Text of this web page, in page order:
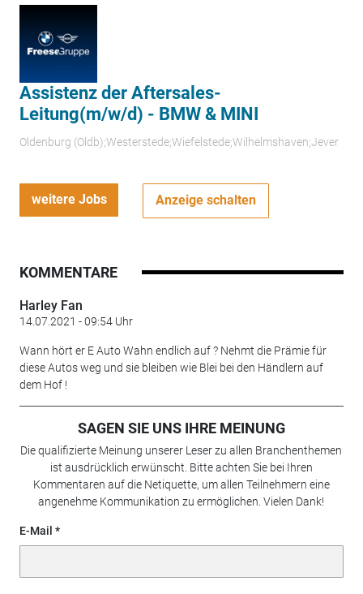
Assistenz der Aftersales-
Leitung(m/w/d) - BMW & MINI
Oldenburg (Oldb);Westerstede;Wiefelstede;Wilhelmshaven;Jever
weitere Jobs Anzeige schalten
KOMMENTARE
Harley Fan
14.07.2021 - 09:54 Uhr
Wann hört er E Auto Wahn endlich auf ? Nehmt die Prämie für
diese Autos weg und sie bleiben wie Blei bei den Händlern auf
dem Hof !
SAGEN SIE UNS IHRE MEINUNG
Die qualifizierte Meinung unserer Leser zu allen Branchenthemen
ist ausdrücklich erwünscht. Bitte achten Sie bei Ihren
Kommentaren auf die Netiquette, um allen Teilnehmern eine
angenehme Kommunikation zu ermöglichen. Vielen Dank!
E-Mail